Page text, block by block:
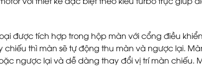
được tích hợp trong hộp màn với cổng điều khiển
thì màn sẽ tự động thu màn và ngược lại.
ngược lại và dễ dàng thay đổi vị trí màn chiếu.